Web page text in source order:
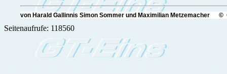
von Harald Gallinnis Simon Sommer und Maximilian Metzemacher ©
Seitenaufrufe: 118560